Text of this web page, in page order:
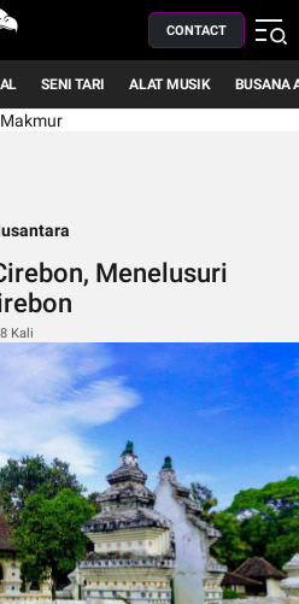
CONTACT
SENI TARI ALAT MUSIK BUSANA
Menelusuri
Kali